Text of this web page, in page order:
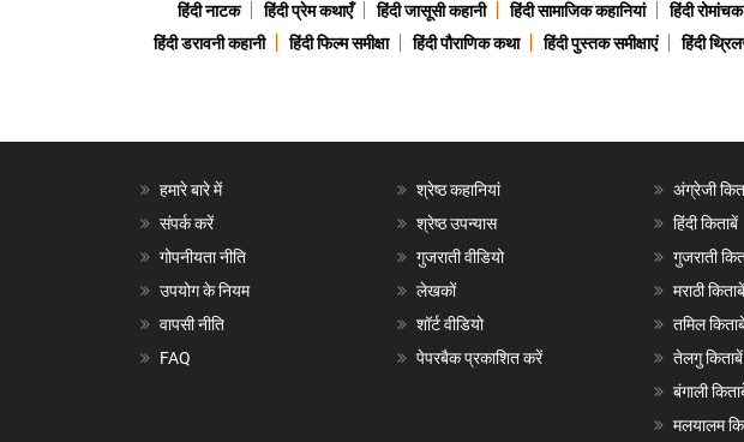
हिंदी नाटक
हिंदी प्रेम कथाएँ हिंदी जासूसी कहानी हिंदी सामाजिक कहानियां हिंदी
हिंदी डरावनी कहानी
हिंदी फिल्म समीक्षा हिंदी पौराणिक कथा हिंदी पुस्तक समीक्षाएं हिंदी
हमारे बारे में
संपर्क करें
गोपनीयता नीति
उपयोग के नियम
वापसी नीति
FAQ
श्रेष्ठ कहानियां
श्रेष्ठ उपन्यास
गुजराती वीडियो
लेखकों
शॉर्ट वीडियो
पेपरबैक प्रकाशित करें
अंग्रेजी
हिंदी किताबें
गुजराती
मराठी किताबें
तमिल
तेलगु किताबें
बंगाली
मलयालम